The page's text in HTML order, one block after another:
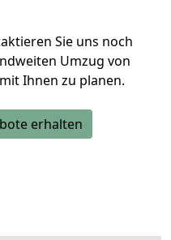
Sie uns noch
Umzug von
Ihnen zu planen.
erhalten